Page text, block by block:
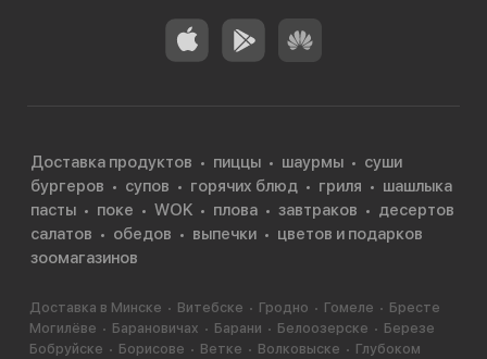
Доставка продуктов пиццы шаурмы
суши
бургеров
супов горячих блюд гриля
шашлыка
пасты
поке WOK плова завтраков
десертов
салатов
обедов выпечки
цветов и подарков
зоомагазинов
Доставка в Минске Витебске Гродно Гомеле
Бресте
Могилёве
Барановичах Барани Белоозерске
Березе
Бобруйске
Борисове Ветке Волковыске
Глубоком